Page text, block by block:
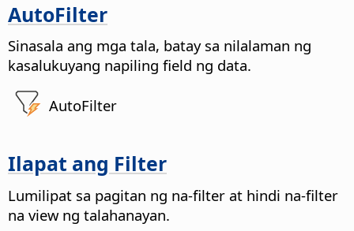
AutoFilter
Sinasala ang mga tala, batay sa nilalaman ng
kasalukuyang napiling field ng data.
AutoFilter
Ilapat ang Filter
Lumilipat sa pagitan ng na-filter at hindi na-filter
na view ng talahanayan.